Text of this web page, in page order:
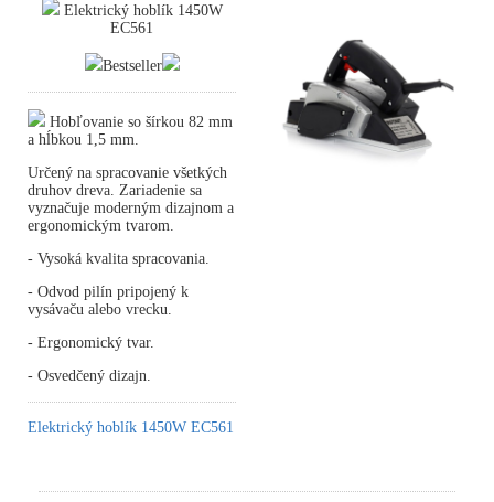
Elektrický hoblík 1450W
EC561
Bestseller
Hobľovanie so šírkou 82 mm
a hĺbkou 1,5 mm.
Určený na spracovanie všetkých
druhov dreva. Zariadenie sa
vyznačuje moderným dizajnom a
ergonomickým tvarom.
- Vysoká kvalita spracovania.
- Odvod pilín pripojený k
vysávaču alebo vrecku.
- Ergonomický tvar.
- Osvedčený dizajn.
Elektrický hoblík 1450W EC561